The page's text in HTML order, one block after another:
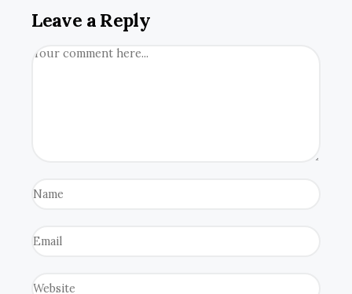
Leave a Reply